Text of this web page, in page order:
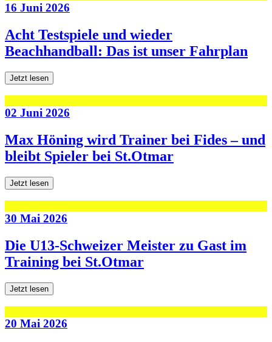
16 Juni 2026
Acht Testspiele und wieder
Beachhandball: Das ist unser Fahrplan
Jetzt lesen
02 Juni 2026
Max Höning wird Trainer bei Fides – und
bleibt Spieler bei St.Otmar
Jetzt lesen
30 Mai 2026
Die U13-Schweizer Meister zu Gast im
Training bei St.Otmar
Jetzt lesen
20 Mai 2026